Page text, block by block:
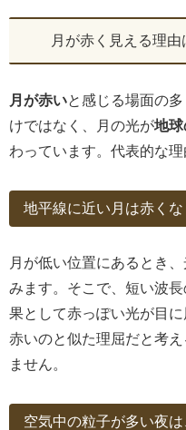
月が赤く見える理
月が赤いと感じる場面の
けではなく、月の光が地
わっています。代表的な理
地平線に近い月は赤く
月が低い位置にあるとき
みます。そこで、短い波
果として赤っぽい光が目
赤いのと似た理屈だと考
ません。
空気中の粒子が多い夜